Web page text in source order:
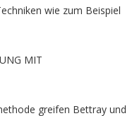
wie zum Beispiel
MIT
greifen Bettray und